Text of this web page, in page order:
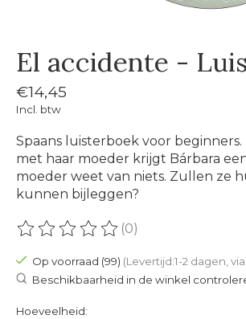
El accidente -
€14,45
Incl. btw
Spaans luisterboek voor beginners.
met haar moeder krijgt Bárbara
moeder weet van niets. Zullen ze
kunnen bijleggen?
De beoordeling van dit product is
(0)
Op voorraad (99) (Levertijd:1-2 dagen,
Beschikbaarheid in de winkel
Hoeveelheid: